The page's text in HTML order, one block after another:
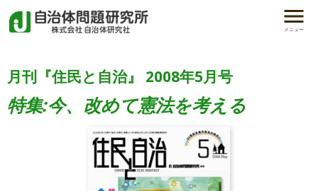
メニュー
月刊『住民と自治』 2008年5月号
特集:今、改めて憲法を考える